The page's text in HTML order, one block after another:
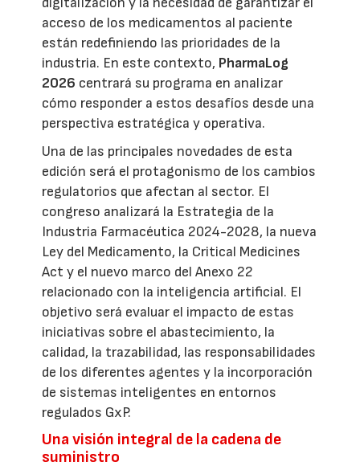
acceso de los medicamentos al paciente
están redefiniendo las prioridades de la
industria. En este contexto, PharmaLog
2026 centrará su programa en analizar
cómo responder a estos desafíos desde una
perspectiva estratégica y operativa.
Una de las principales novedades de esta
edición será el protagonismo de los cambios
regulatorios que afectan al sector. El
congreso analizará la Estrategia de la
Industria Farmacéutica 2024-2028, la nueva
Ley del Medicamento, la Critical Medicines
Act y el nuevo marco del Anexo 22
relacionado con la inteligencia artificial. El
objetivo será evaluar el impacto de estas
iniciativas sobre el abastecimiento, la
calidad, la trazabilidad, las responsabilidades
de los diferentes agentes y la incorporación
de sistemas inteligentes en entornos
regulados GxP.
Una visión integral de la cadena de
suministro